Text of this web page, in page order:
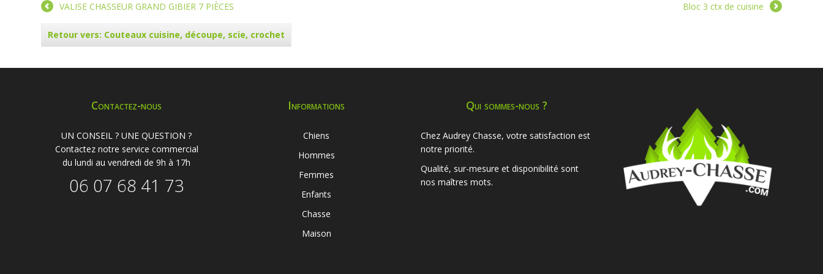
Bloc 3 ctx de cuisine
VALISE CHASSEUR GRAND GIBIER 7 PIÈCES
Retour vers: Couteaux cuisine, découpe, scie, crochet
Contactez-nous
UN CONSEIL ? UNE QUESTION ?
Contactez notre service commercial
du lundi au vendredi de 9h à 17h
06 07 68 41 73
Informations
Chiens
Hommes
Femmes
Enfants
Chasse
Maison
Qui sommes-nous ?
Chez Audrey Chasse, votre satisfaction est
notre priorité.
Qualité, sur-mesure et disponibilité sont
nos maîtres mots.